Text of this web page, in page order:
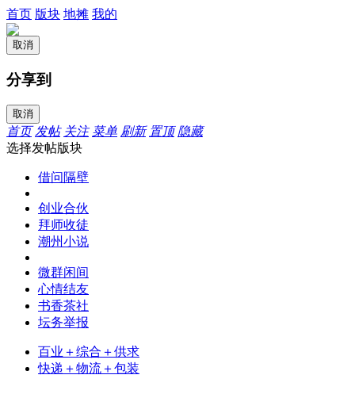
首页 版块 地摊 我的
取消
分享到
取消
首页 发帖 关注 菜单 刷新 置顶 隐藏
选择发帖版块
借问隔壁
创业合伙
拜师收徒
潮州小说
微群闲间
心情结友
书香茶社
坛务举报
百业＋综合＋供求
快递＋物流＋包装